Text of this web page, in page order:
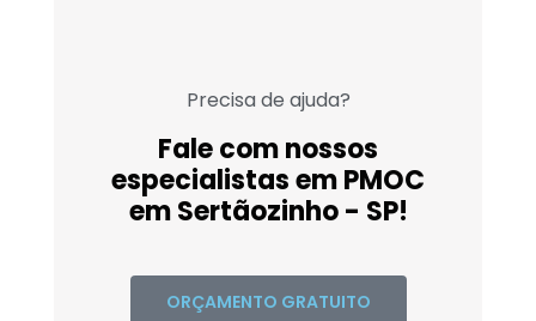
Precisa de ajuda?
Fale com nossos
especialistas em PMOC
em Sertãozinho - SP!
ORÇAMENTO GRATUITO